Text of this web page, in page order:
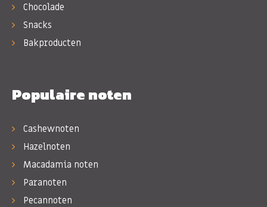
Chocolade
Snacks
Bakproducten
Populaire noten
Cashewnoten
Hazelnoten
Macadamia noten
Paranoten
Pecannoten